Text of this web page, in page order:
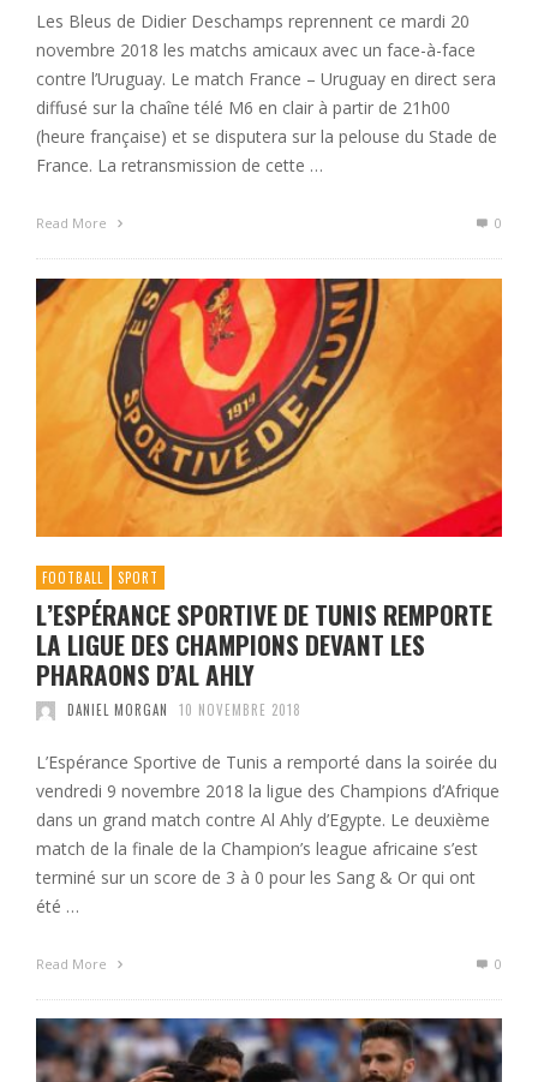
Les Bleus de Didier Deschamps reprennent ce mardi 20
novembre 2018 les matchs amicaux avec un face-à-face
contre l’Uruguay. Le match France – Uruguay en direct sera
diffusé sur la chaîne télé M6 en clair à partir de 21h00
(heure française) et se disputera sur la pelouse du Stade de
France. La retransmission de cette …
Read More 0
FOOTBALL SPORT
L’ESPÉRANCE SPORTIVE DE TUNIS REMPORTE
LA LIGUE DES CHAMPIONS DEVANT LES
PHARAONS D’AL AHLY
DANIEL MORGAN 10 NOVEMBRE 2018
L’Espérance Sportive de Tunis a remporté dans la soirée du
vendredi 9 novembre 2018 la ligue des Champions d’Afrique
dans un grand match contre Al Ahly d’Egypte. Le deuxième
match de la finale de la Champion’s league africaine s’est
terminé sur un score de 3 à 0 pour les Sang & Or qui ont
été …
Read More 0